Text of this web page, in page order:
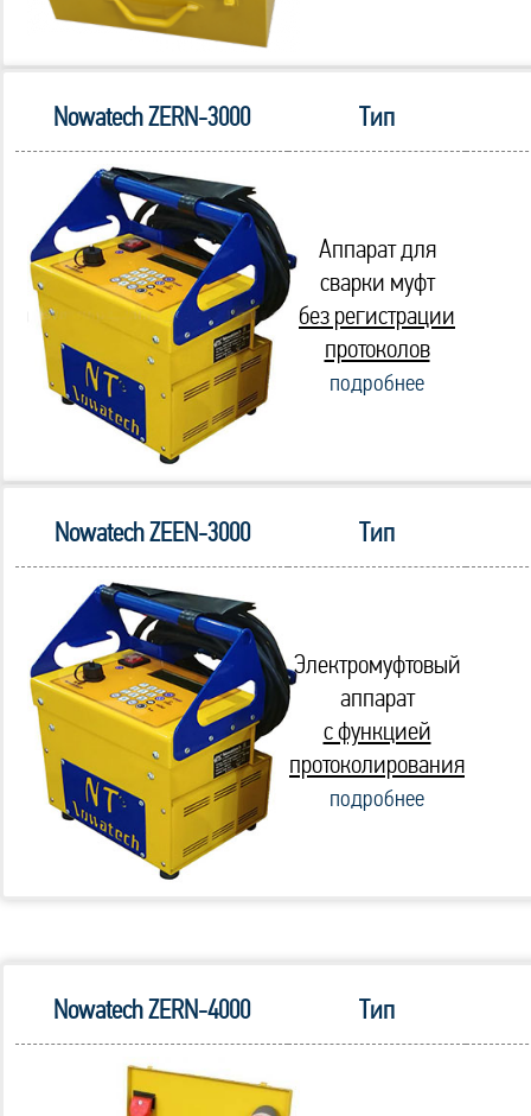
Nowatech ZERN-3000 Тип
Аппарат для
сварки муфт
без регистрации
протоколов
подробнее
Nowatech ZEEN-3000 Тип
Электромуфтовый
аппарат
с функцией
протоколирования
подробнее
Nowatech ZERN-4000 Тип